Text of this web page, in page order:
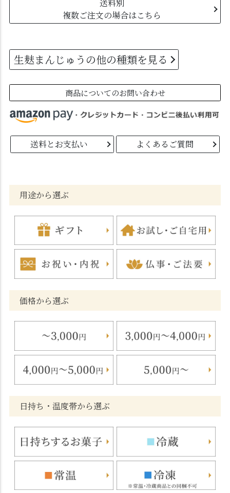
送料別
複数ご注文の場合はこちら
生麸まんじゅうの他の種類を見る
商品についてのお問い合わせ
送料とお支払い よくあるご質問
用途から選ぶ
価格から選ぶ
日持ち・温度帯から選ぶ